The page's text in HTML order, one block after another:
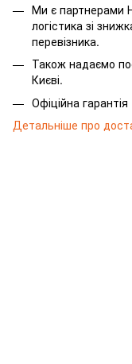
Ми є партнерами
логістика зі
перевізника.
Також надаємо
Києві.
Офіційна
Детальніше про